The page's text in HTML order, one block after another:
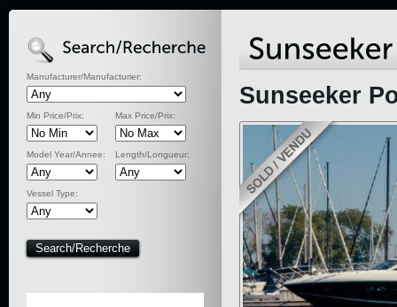
Manufacturer/Manufacturier:
Min Price/Prix: Max Price/Prix:
Model Year/Annee: Length/Longueur:
Vessel Type:
Sunseeker